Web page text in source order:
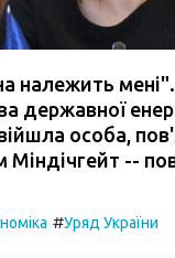
належить
державної
особа,
Міндічгейт --
#Уряд України